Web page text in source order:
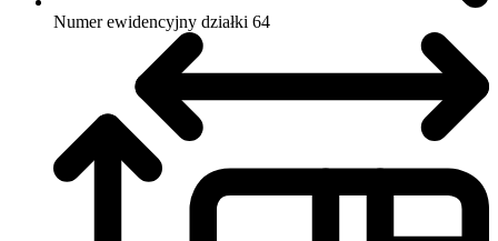
Numer ewidencyjny działki 64